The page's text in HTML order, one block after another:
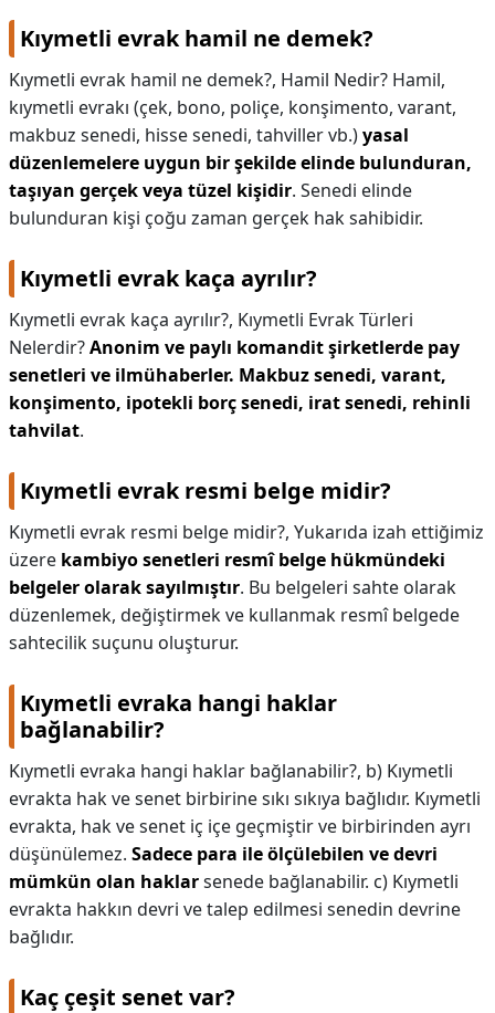
Kıymetli evrak hamil ne demek?
Kıymetli evrak hamil ne demek?, Hamil Nedir? Hamil,
kıymetli evrakı (çek, bono, poliçe, konşimento, varant,
makbuz senedi, hisse senedi, tahviller vb.)yasal
düzenlemelere uygun bir şekilde elinde bulunduran,
taşıyan gerçek veya tüzel kişidir. Senedi elinde
bulunduran kişi çoğu zaman gerçek hak sahibidir.
Kıymetli evrak kaça ayrılır?
Kıymetli evrak kaça ayrılır?, Kıymetli Evrak Türleri
Nelerdir?Anonim ve paylı komandit şirketlerde pay
senetleri ve ilmühaberler. Makbuz senedi, varant,
konşimento, ipotekli borç senedi, irat senedi, rehinli
tahvilat.
Kıymetli evrak resmi belge midir?
Kıymetli evrak resmi belge midir?, Yukarıda izah ettiğimiz
üzere kambiyo senetleri resmî belge hükmündeki
belgeler olarak sayılmıştır. Bu belgeleri sahte olarak
düzenlemek, değiştirmek ve kullanmak resmî belgede
sahtecilik suçunu oluşturur.
Kıymetli evraka hangi haklar
bağlanabilir?
Kıymetli evraka hangi haklar bağlanabilir?, b) Kıymetli
evrakta hak ve senet birbirine sıkı sıkıya bağlıdır. Kıymetli
evrakta, hak ve senet iç içe geçmiştir ve birbirinden ayrı
düşünülemez. Sadece para ile ölçülebilen ve devri
mümkün olan haklarsenede bağlanabilir. c) Kıymetli
evrakta hakkın devri ve talep edilmesi senedin devrine
bağlıdır.
Kaç çeşit senet var?